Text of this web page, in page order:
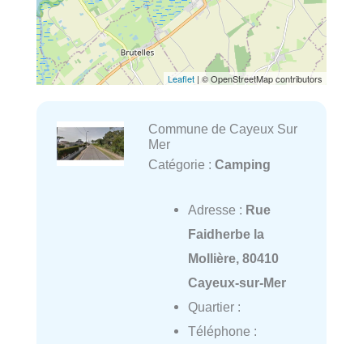
Leaflet | © OpenStreetMap contributors
Commune de Cayeux Sur
Mer
Catégorie : Camping
Adresse : Rue
Faidherbe la
Mollière, 80410
Cayeux-sur-Mer
Quartier :
Téléphone :